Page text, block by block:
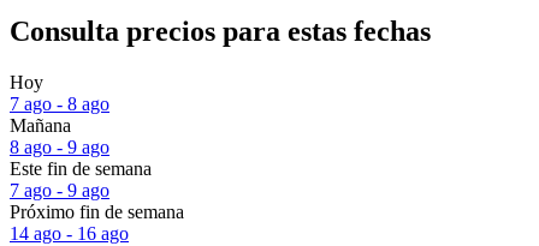
Consulta precios para estas fechas
Hoy
7 ago - 8 ago
Mañana
8 ago - 9 ago
Este fin de semana
7 ago - 9 ago
Próximo fin de semana
14 ago - 16 ago